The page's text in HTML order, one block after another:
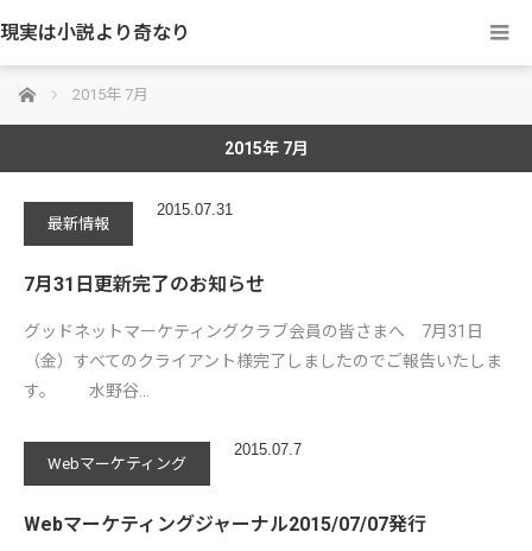
現実は小説より奇なり
ホーム 2015年 7月
2015年 7月
最新情報
2015.07.31
7月31日更新完了のお知らせ
グッドネットマーケティングクラブ会員の皆さまへ 7月31日
（金）すべてのクライアント様完了しましたのでご報告いたしま
す。 水野谷…
Webマーケティング
2015.07.7
Webマーケティングジャーナル2015/07/07発行